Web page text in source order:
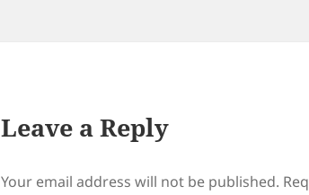
Leave a Reply
Your email address will not be published.